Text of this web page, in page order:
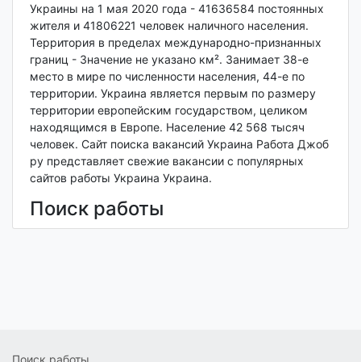
Украины на 1 мая 2020 года - 41636584 постоянных
жителя и 41806221 человек наличного населения.
Территория в пределах международно-признанных
границ - Значение не указано км². Занимает 38-е
место в мире по численности населения, 44-е по
территории. Украина является первым по размеру
территории европейским государством, целиком
находящимся в Европе. Население 42 568 тысяч
человек. Сайт поиска вакансий Украина Работа Джоб
ру представляет свежие вакансии с популярных
сайтов работы Украина Украина.
Поиск работы
Поиск работы